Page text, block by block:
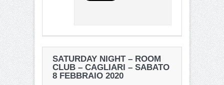
SATURDAY NIGHT – ROOM
CLUB – CAGLIARI – SABATO
8 FEBBRAIO 2020